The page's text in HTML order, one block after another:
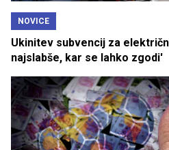
NOVICE
Ukinitev subvencij za
najslabše, kar se lahko zgodi'